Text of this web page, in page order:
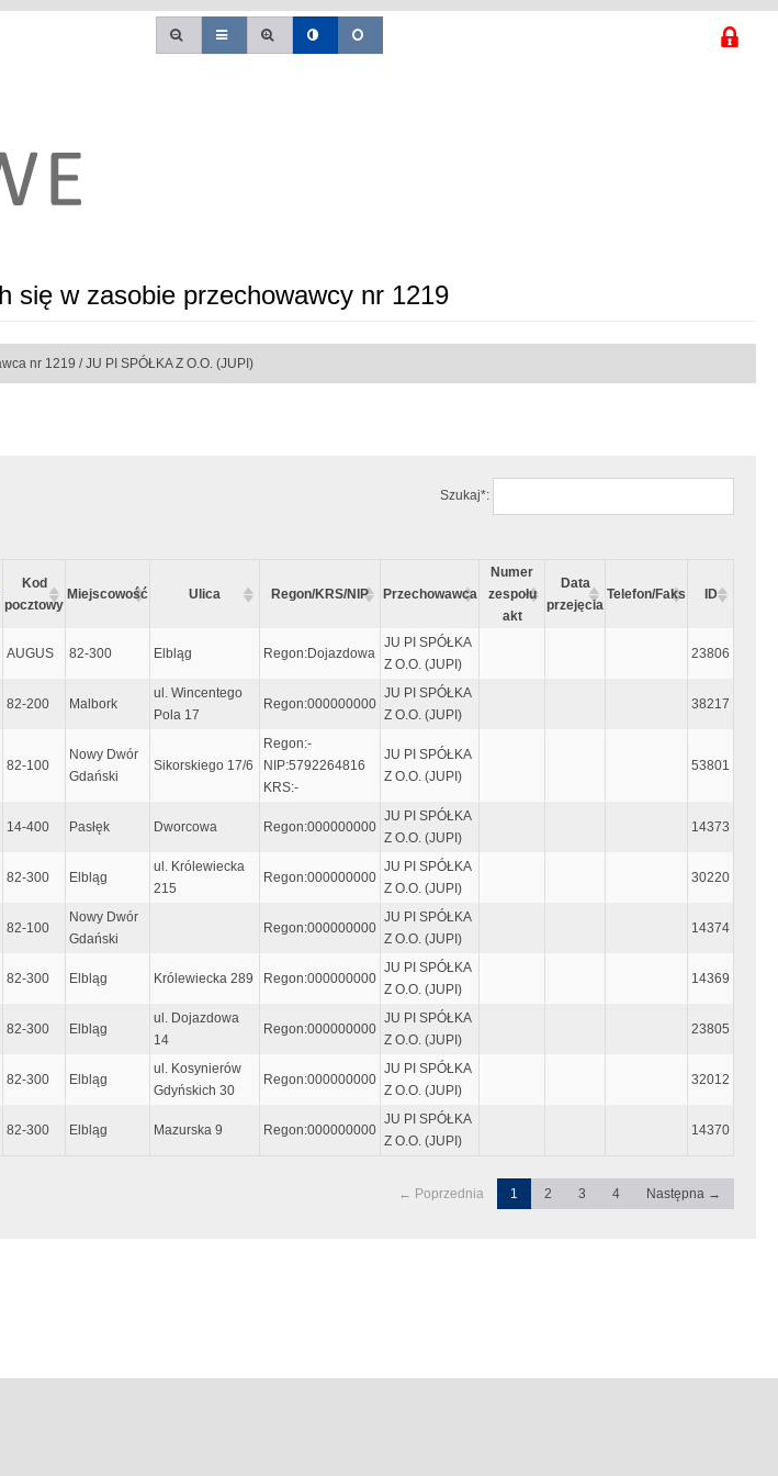
się w zasobie przechowawcy nr 1219
nr 1219 / JU PI SPÓŁKA Z O.O. (JUPI)
Szukaj*:
Kod
pocztowy
Miejscowość Ulica Regon/KRS/NIP Przechowawca
Numer
zespołu
akt
Data
przejęcia
Telefon/Faks ID
AUGUS 82-300 Elbląg Regon:Dojazdowa
JU PI SPÓŁKA
Z O.O. (JUPI)
23806
82-200 Malbork
ul. Wincentego
Pola 17
Regon:000000000
JU PI SPÓŁKA
Z O.O. (JUPI)
38217
82-100
Nowy Dwór
Gdański
Sikorskiego 17/6
Regon:-
NIP:5792264816
KRS:-
JU PI SPÓŁKA
Z O.O. (JUPI)
53801
14-400 Pasłęk Dworcowa Regon:000000000
JU PI SPÓŁKA
Z O.O. (JUPI)
14373
82-300 Elbląg
ul. Królewiecka
215
Regon:000000000
JU PI SPÓŁKA
Z O.O. (JUPI)
30220
82-100
Nowy Dwór
Gdański
Regon:000000000
JU PI SPÓŁKA
Z O.O. (JUPI)
14374
82-300 Elbląg Królewiecka 289 Regon:000000000
JU PI SPÓŁKA
Z O.O. (JUPI)
14369
82-300 Elbląg
ul. Dojazdowa
14
Regon:000000000
JU PI SPÓŁKA
Z O.O. (JUPI)
23805
82-300 Elbląg
ul. Kosynierów
Gdyńskich 30
Regon:000000000
JU PI SPÓŁKA
Z O.O. (JUPI)
32012
82-300 Elbląg Mazurska 9 Regon:000000000
JU PI SPÓŁKA
Z O.O. (JUPI)
14370
← Poprzednia 1 2 3 4 Następna →